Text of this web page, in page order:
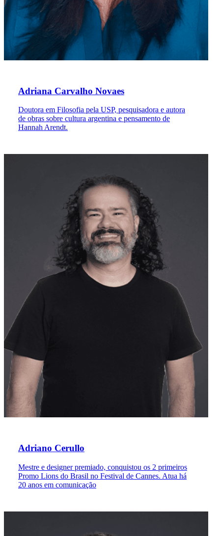
Adriana Carvalho Novaes
Doutora em Filosofia pela USP, pesquisadora e autora
de obras sobre cultura argentina e pensamento de
Hannah Arendt.
Adriano Cerullo
Mestre e designer premiado, conquistou os 2 primeiros
Promo Lions do Brasil no Festival de Cannes. Atua há
20 anos em comunicação